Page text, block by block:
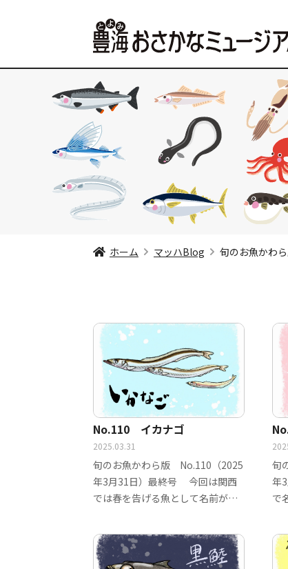
ホーム マッハBlog 旬のお魚かわ
No.110 イカナゴ
2025.03.31
旬のお魚かわら版 No.110（2025
年3月31日）最終号 今回は関西
では春を告げる魚として名前が通
旬
年
で